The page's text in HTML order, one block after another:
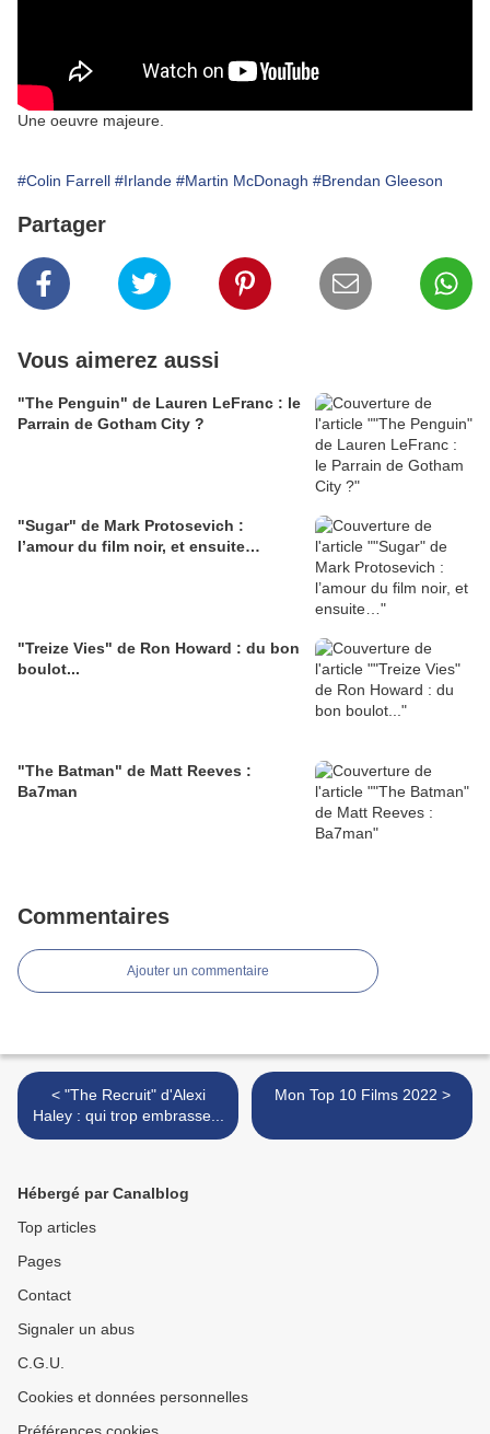
Une oeuvre majeure.
#Colin Farrell #Irlande #Martin McDonagh #Brendan Gleeson
Partager
Vous aimerez aussi
"The Penguin" de Lauren LeFranc : le
Parrain de Gotham City ?
"Sugar" de Mark Protosevich :
l’amour du film noir, et ensuite…
"Treize Vies" de Ron Howard : du bon
boulot...
"The Batman" de Matt Reeves :
Ba7man
Commentaires
Ajouter un commentaire
< "The Recruit" d'Alexi
Haley : qui trop embrasse...
Mon Top 10 Films 2022 >
Hébergé par Canalblog
Top articles
Pages
Contact
Signaler un abus
C.G.U.
Cookies et données personnelles